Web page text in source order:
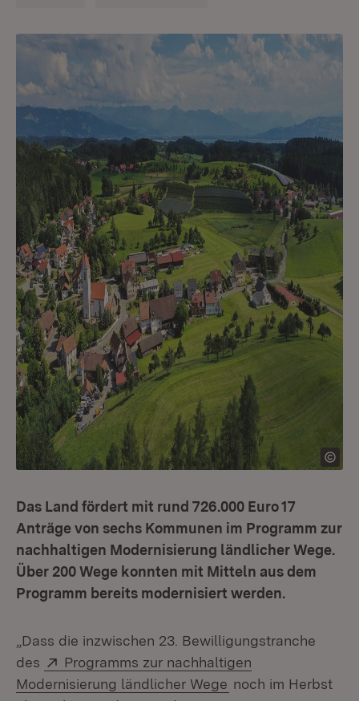
Das Land fördert mit rund 726.000 Euro 17
Anträge von sechs Kommunen im Programm zur
nachhaltigen Modernisierung ländlicher Wege.
Über 200 Wege konnten mit Mitteln aus dem
Programm bereits modernisiert werden.
„Dass die inzwischen 23. Bewilligungstranche
des
Extern:
Programms zur nachhaltigen
Modernisierung ländlicher Wege (Öffnet in neuem
noch im Herbst